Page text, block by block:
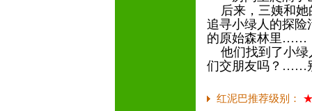
后来，三姨和她
追寻小绿人的探险
的原始森林里……
他们找到了小绿
们交朋友吗？……
红泥巴推荐级别：